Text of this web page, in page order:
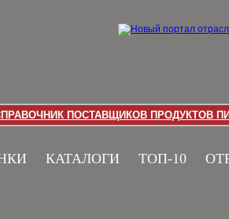
ПОСТАВЩИКОВ ПРОДУКТОВ
КАТАЛОГИ ТОП-10